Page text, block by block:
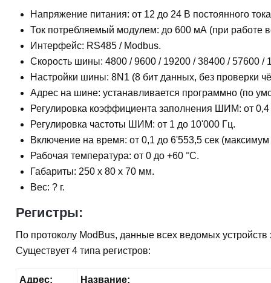
Напряжение питания: от 12 до 24 В постоянного
Ток потребляемый модулем: до 600 мА (при работе
Интерфейс: RS485 / Modbus.
Скорость шины: 4800 / 9600 / 19200 / 38400 / 57600 /
Настройки шины: 8N1 (8 бит данных, без проверки
Адрес на шине: устанавливается программно (по
Регулировка коэффициента заполнения ШИМ: от 0,4
Регулировка частоты ШИМ: от 1 до 10'000 Гц.
Включение на время: от 0,1 до 6'553,5 сек (максимум
Рабочая температура: от 0 до +60 °С.
Габариты: 250 x 80 x 70 мм.
Вес: ? г.
Регистры:
По протоколу ModBus, данные всех ведомых устройств
Существует 4 типа регистров:
Адрес: Название: